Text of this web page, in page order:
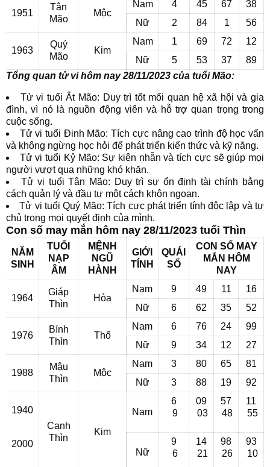
1951
Tân
Mão
Mộc
Nam 4 45 67
38
Nữ
2 84 1 56
1963
Quý
Mão
Kim
Nam 1 69 72
12
Nữ
5 53 37
89
Tổng quan tử vi hôm nay 28/11/2023 của tuổi Mão:
Tử vi tuổi Ất Mão: Duy trì tốt mối quan hệ xã hội và gia
đình, vì nó là nguồn động viên và hỗ trợ quan trọng trong
cuộc sống.
Tử vi tuổi Đinh Mão: Tích cực nâng cao trình độ học vấn
và không ngừng học hỏi để phát triển kiến thức và kỹ năng.
Tử vi tuổi Kỷ Mão: Sự kiên nhẫn và tích cực sẽ giúp mọi
người vượt qua những khó khăn.
Tử vi tuổi Tân Mão: Duy trì sự ổn định tài chính bằng
cách quản lý và đầu tư một cách khôn ngoan.
Tử vi tuổi Quý Mão: Tích cực phát triển tính độc lập và tự
chủ trong mọi quyết định của mình.
Con số may mắn hôm nay 28/11/2023 tuổi Thìn
NĂM
SINH
TUỔI
NẠP
ÂM
MỆNH
NGŨ
HÀNH
GIỚI
TÍNH
QUÁI
SỐ
CON SỐ MAY
MẮN HÔM
NAY
1964
Giáp
Thìn
Hỏa
Nam 9 49 11
16
Nữ
6 62 35 52
1976
Bính
Thìn
Thổ
Nam 6 76 24
99
Nữ
9 34 12 27
1988
Mậu
Thìn
Mộc
Nam 3 80 65
81
Nữ
3 88 19 92
1940
2000
Canh
Thìn
Kim
Nam
6
9
09
03
57
48
11
55
Nữ
9
6
14
21
98
26
93
10